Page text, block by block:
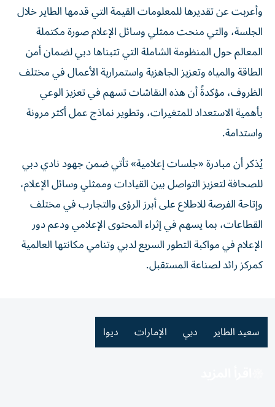
وأعربت عن تقديرها للمعلومات القيمة التي قدمها الطاير خلال
الجلسة، والتي منحت ممثلي وسائل الإعلام صورة مكتملة
المعالم حول المنظومة الشاملة التي تتبناها دبي لضمان أمن
الطاقة والمياه وتعزيز الجاهزية واستمرارية الأعمال في مختلف
الظروف، مؤكدةً أن هذه النقاشات تسهم في تعزيز الوعي
بأهمية الاستعداد للمتغيرات، وتطوير نماذج عمل أكثر مرونة
واستدامة.
يُذكر أن مبادرة «جلسات إعلامية» تأتي ضمن جهود نادي دبي
للصحافة لتعزيز التواصل بين القيادات وممثلي وسائل الإعلام،
وإتاحة الفرصة للاطلاع على أبرز الرؤى والتجارب في مختلف
القطاعات، بما يسهم في إثراء المحتوى الإعلامي ودعم دور
الإعلام في مواكبة التطور السريع لدبي وتنامي مكانتها العالمية
كمركز رائد لصناعة المستقبل.
سعيد الطاير دبي الإمارات ديوا